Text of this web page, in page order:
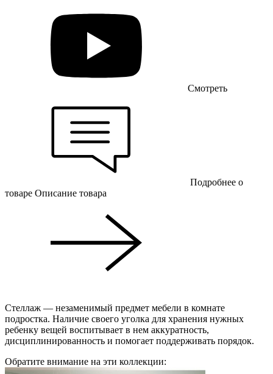
Смотреть
Подробнее о
товаре Описание товара
Стеллаж — незаменимый предмет мебели в комнате
подростка. Наличие своего уголка для хранения нужных
ребенку вещей воспитывает в нем аккуратность,
дисциплинированность и помогает поддерживать порядок.
Обратите внимание на эти коллекции: